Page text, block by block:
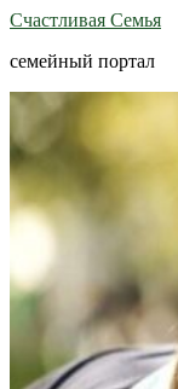
Счастливая Семья
семейный портал